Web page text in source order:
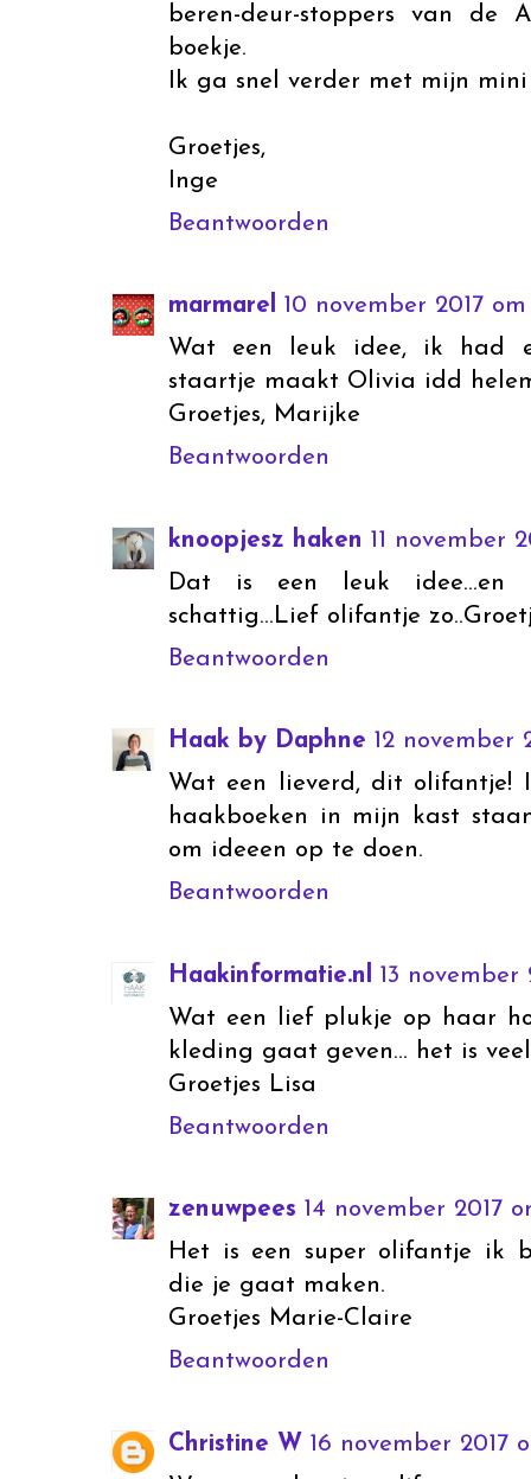
beren-deur-stoppers van
boekje.
Ik ga snel verder met mijn
Groetjes,
Inge
Beantwoorden
marmarel
10 november 2017 om
Wat een leuk idee, ik had
staartje maakt Olivia idd
Groetjes, Marijke
Beantwoorden
knoopjesz haken 11 november
Dat is een leuk
schattig...Lief olifantje
Beantwoorden
Haak by Daphne 12 november
Wat een lieverd, dit
haakboeken in mijn kast
om ideeen op te doen.
Beantwoorden
Haakinformatie.nl
13 november
Wat een lief plukje op haar
kleding gaat geven... het is
Groetjes Lisa
Beantwoorden
zenuwpees 14 november 2017
Het is een super olifantje ik
die je gaat maken.
Groetjes Marie-Claire
Beantwoorden
Christine W 16 november 2017